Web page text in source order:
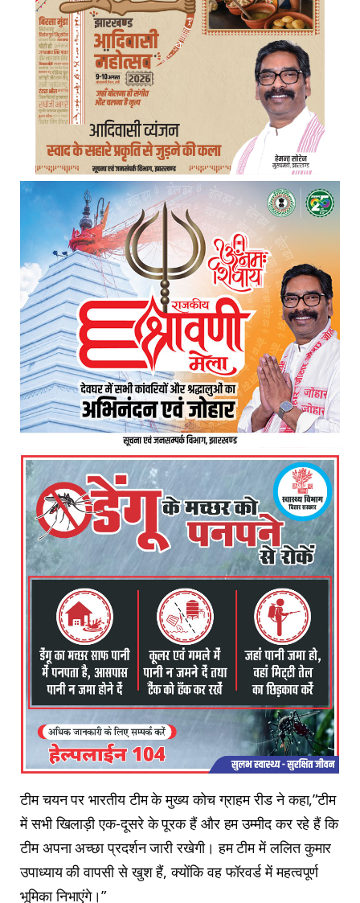
टीम चयन पर भारतीय टीम के मुख्य कोच ग्राहम रीड ने कहा,”टीम
में सभी खिलाड़ी एक-दूसरे के पूरक हैं और हम उम्मीद कर रहे हैं कि
टीम अपना अच्छा प्रदर्शन जारी रखेगी। हम टीम में ललित कुमार
उपाध्याय की वापसी से खुश हैं, क्योंकि वह फॉरवर्ड में महत्वपूर्ण
भूमिका निभाएंगे।”